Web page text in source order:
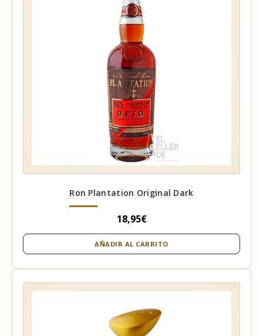
Ron Plantation Original Dark
18,95€
AÑADIR AL CARRITO